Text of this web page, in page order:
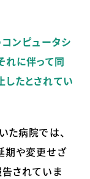
ンピュータシ
れに伴って同
たとされてい
た病院では、
期や変更せざ
されていま